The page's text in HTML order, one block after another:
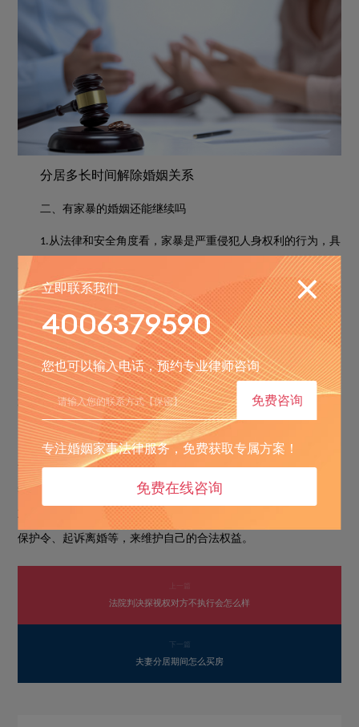
分居多长时间解除婚姻关系
二、有家暴的婚姻还能继续吗
1. 从法律和安全角度看，家暴是严重侵犯人身权利的行为，具
有极大危害性。遭遇家暴的婚姻是否继续，关键在于施暴方是否
能真正改正，以及受害方是否有能力和意愿继续这段关系。
2.如果施暴方能够深刻认识错误，积极接受心理辅导和教育，
并且在相当长一段时间内不再有暴力行为，同时受害方愿意给予
其机会，婚姻可能有继续的可能。但这需要建立在专业干预和严
格监督的基础上。
3.然而，多数情况下家暴具有反复性。若施暴方毫无悔意，或
虽承诺改正但仍有暴力行为，那么继续这段婚姻会让受害方持续
处于危险和痛苦中。此时，为了自身的身心健康和安全，结束婚
姻是更明智的选择。受害方可以通过法律途径，如申请人身安全
保护令、起诉离婚等，来维护自己的合法权益。
上一篇
法院判决探视权对方不执行会怎么样
下一篇
夫妻分居期间怎么买房
立即联系我们
4006379590
您也可以输入电话，预约专业律师咨询
免费咨询
专注婚姻家事法律服务，免费获取专属方案！
免费在线咨询